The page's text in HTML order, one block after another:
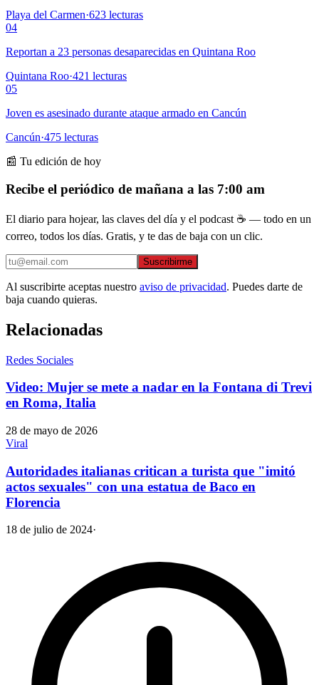
Playa del Carmen·623 lecturas
04
Reportan a 23 personas desaparecidas en Quintana Roo
Quintana Roo·421 lecturas
05
Joven es asesinado durante ataque armado en Cancún
Cancún·475 lecturas
📰 Tu edición de hoy
Recibe el periódico de mañana a las 7:00 am
El diario para hojear, las claves del día y el podcast ☕ — todo en un
correo, todos los días. Gratis, y te das de baja con un clic.
Suscribirme
Al suscribirte aceptas nuestro aviso de privacidad. Puedes darte de
baja cuando quieras.
Relacionadas
Redes Sociales
Video: Mujer se mete a nadar en la Fontana di Trevi
en Roma, Italia
28 de mayo de 2026
Viral
Autoridades italianas critican a turista que "imitó
actos sexuales" con una estatua de Baco en
Florencia
18 de julio de 2024·